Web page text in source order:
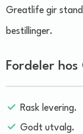
Greatlife gir
bestillinger.
Fordeler
Rask levering.
Godt utvalg.